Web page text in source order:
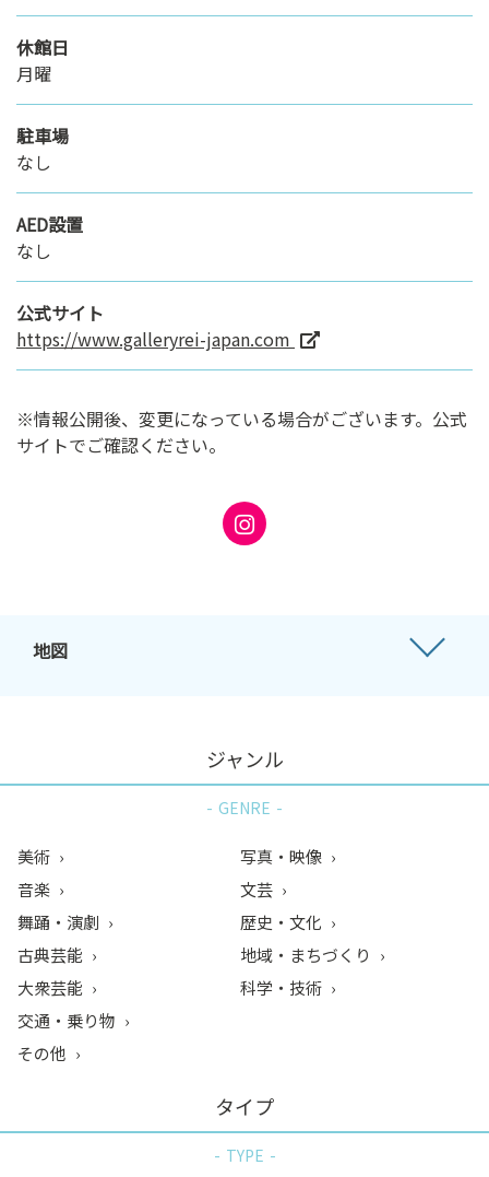
休館日
月曜
駐車場
なし
AED設置
なし
公式サイト
https://www.galleryrei-japan.com
※情報公開後、変更になっている場合がございます。公式
サイトでご確認ください。
地図
ジャンル
GENRE
美術
音楽
舞踊・演劇
古典芸能
大衆芸能
写真・映像
文芸
歴史・文化
地域・まちづくり
科学・技術
交通・乗り物
その他
タイプ
TYPE